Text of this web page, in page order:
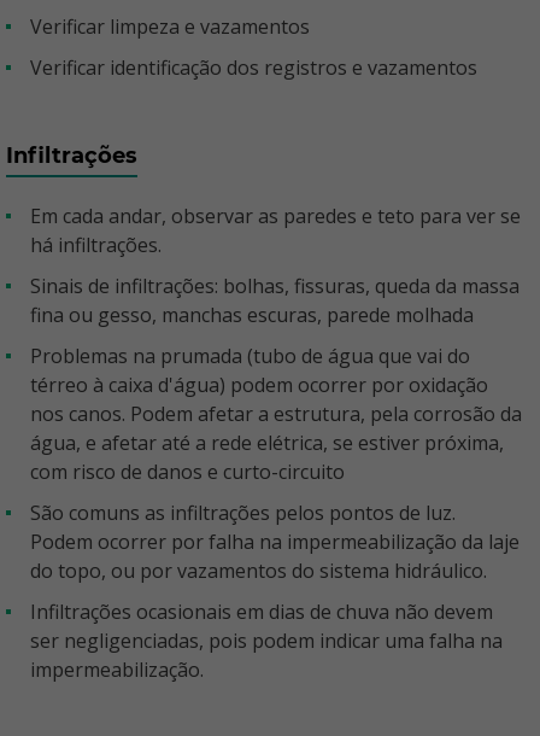
Verificar limpeza e vazamentos
Verificar identificação dos registros e vazamentos
Infiltrações
Em cada andar, observar as paredes e teto para ver se
há infiltrações.
Sinais de infiltrações: bolhas, fissuras, queda da massa
fina ou gesso, manchas escuras, parede molhada
Problemas na prumada (tubo de água que vai do
térreo à caixa d'água) podem ocorrer por oxidação
nos canos. Podem afetar a estrutura, pela corrosão da
água, e afetar até a rede elétrica, se estiver próxima,
com risco de danos e curto-circuito
São comuns as infiltrações pelos pontos de luz.
Podem ocorrer por falha na impermeabilização da laje
do topo, ou por vazamentos do sistema hidráulico.
Infiltrações ocasionais em dias de chuva não devem
ser negligenciadas, pois podem indicar uma falha na
impermeabilização.